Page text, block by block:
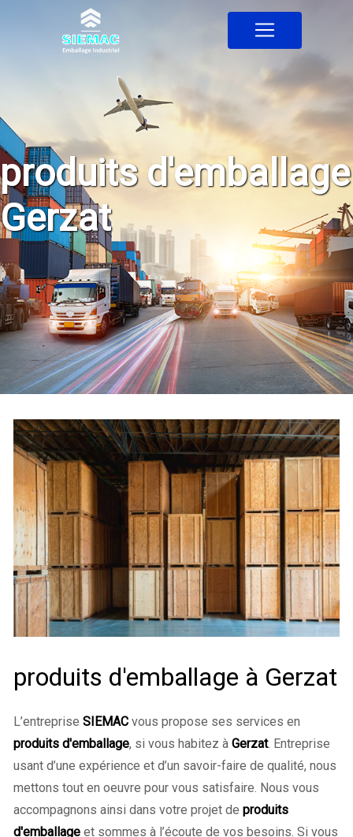
produits d'emballage
Gerzat
produits d'emballage à Gerzat
L’entreprise SIEMAC vous propose ses services en
produits d'emballage, si vous habitez à Gerzat. Entreprise
usant d’une expérience et d’un savoir-faire de qualité, nous
mettons tout en oeuvre pour vous satisfaire. Nous vous
accompagnons ainsi dans votre projet de produits
d'emballage et sommes à l’écoute de vos besoins. Si vous
Panneau de gestion des cookies